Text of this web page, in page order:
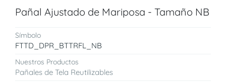
Pañal Ajustado de Mariposa - Tamaño NB
Símbolo
FTTD_DPR_BTTRFL_NB
Nuestros Productos
Pañales de Tela Reutilizables